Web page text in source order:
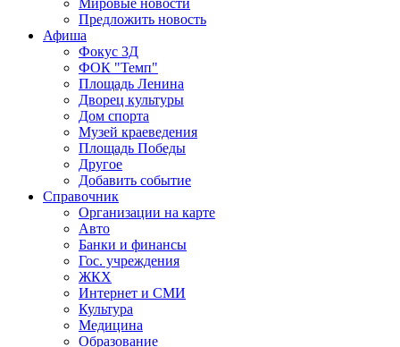
Мировые новости
Предложить новость
Афиша
Фокус 3Д
ФОК "Темп"
Площадь Ленина
Дворец культуры
Дом спорта
Музей краеведения
Площадь Победы
Другое
Добавить событие
Справочник
Организации на карте
Авто
Банки и финансы
Гос. учреждения
ЖКХ
Интернет и СМИ
Культура
Медицина
Образование